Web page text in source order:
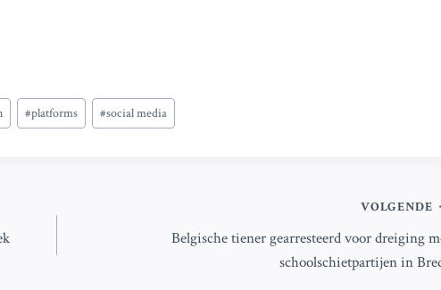
#platforms #social media
VOLGENDE
Belgische tiener gearresteerd voor dreiging
schoolschietpartijen in